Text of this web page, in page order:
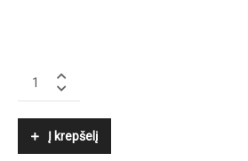
KENNEL
Į krepšelį